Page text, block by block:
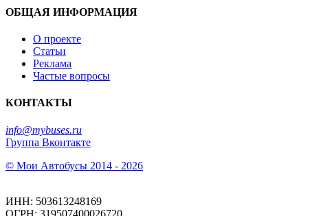
ОБЩАЯ ИНФОРМАЦИЯ
О проекте
Статьи
Реклама
Частые вопросы
КОНТАКТЫ
info@mybuses.ru
Группа Вконтакте
© Мои Автобусы 2014 - 2026
ИНН: 503613248169
ОГРН: 319507400026720